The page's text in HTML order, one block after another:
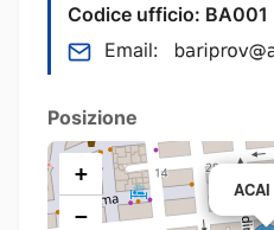
Codice ufficio: BA001
Email:
Posizione
ACAI
+
−